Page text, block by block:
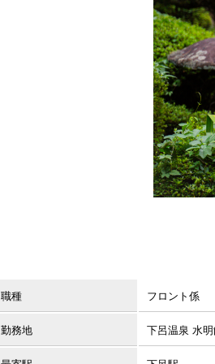
職種 フロント係
勤務地 下呂温泉 水